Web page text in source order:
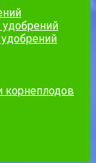
корнеплодов